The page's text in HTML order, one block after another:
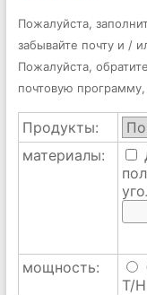
Пожалуйста,
забывайте почту и /
Пожалуйста,
почтовую
Продукты:
материалы:
мощность:
T/H